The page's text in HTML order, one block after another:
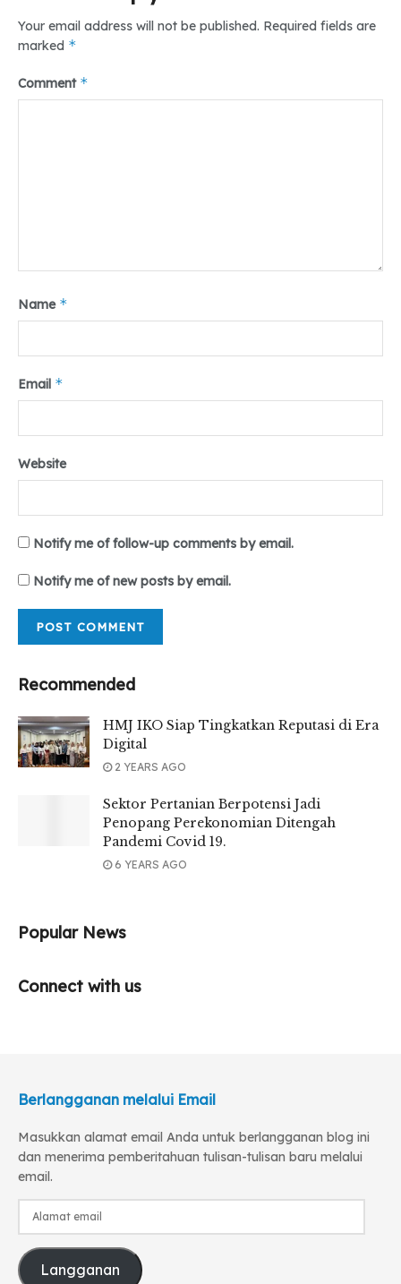
Your email address will not be published. Required fields are
marked *
Comment *
Name *
Email *
Website
Notify me of follow-up comments by email.
Notify me of new posts by email.
Recommended
HMJ IKO Siap Tingkatkan Reputasi di Era
Digital
2 YEARS AGO
Sektor Pertanian Berpotensi Jadi
Penopang Perekonomian Ditengah
Pandemi Covid 19.
6 YEARS AGO
Popular News
Connect with us
Berlangganan melalui Email
Masukkan alamat email Anda untuk berlangganan blog ini
dan menerima pemberitahuan tulisan-tulisan baru melalui
email.
Alamat
Langganan